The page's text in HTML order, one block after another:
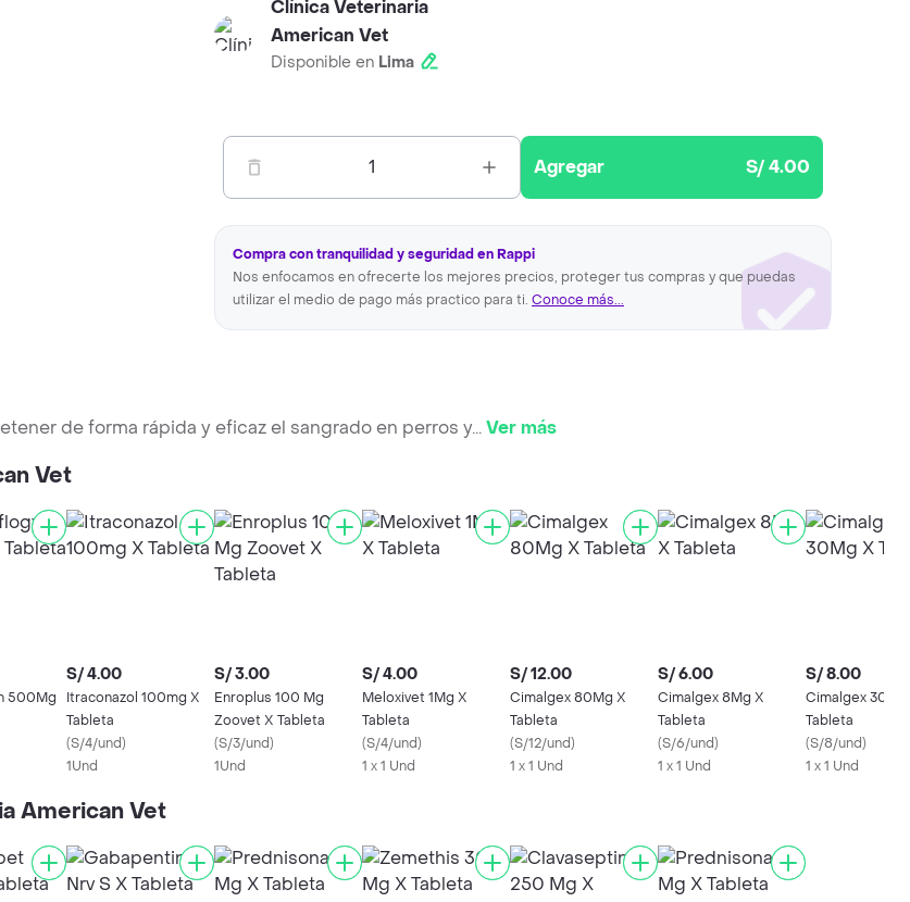
Clínica Veterinaria
American Vet
Disponible en Lima
1 Agregar S/ 4.00
Compra con tranquilidad y seguridad en Rappi
Nos enfocamos en ofrecerte los mejores precios, proteger tus compras y que puedas
utilizar el medio de pago más practico para ti. Conoce más...
de forma rápida y eficaz el sangrado en perros y...Ver más
Vet
500Mg
S/ 4.00
Itraconazol 100mg X
Tableta
(S/4/und)
1Und
S/ 3.00
Enroplus 100 Mg
Zoovet X Tableta
(S/3/und)
1Und
S/ 4.00
Meloxivet 1Mg X
Tableta
(S/4/und)
1 x 1 Und
S/ 12.00
Cimalgex 80Mg X
Tableta
(S/12/und)
1 x 1 Und
S/ 6.00
Cimalgex 8Mg X
Tableta
(S/6/und)
1 x 1 Und
S/ 8.00
Cimalgex 30Mg
Tableta
(S/8/und)
1 x 1 Und
American Vet